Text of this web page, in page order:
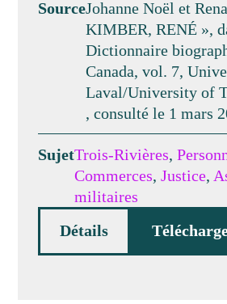
SourceJohanne Noël et
KIMBER, RENÉ »,
Dictionnaire
Canada, vol. 7,
Laval/University of
, consulté le 1 mars
SujetTrois-Rivières,
Commerces,Justice,
militaires
Détails